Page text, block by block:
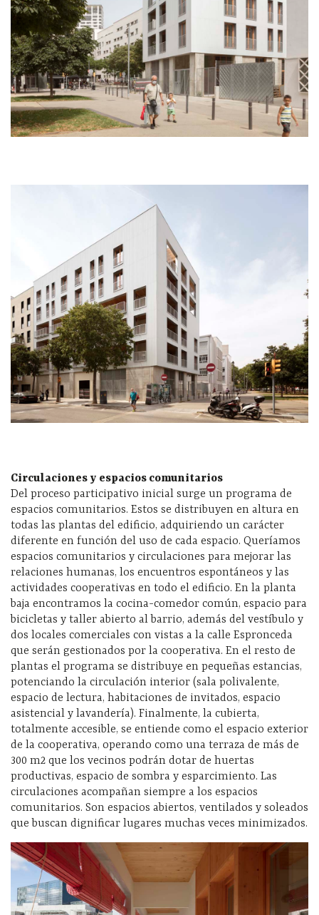
Circulaciones y espacios comunitarios
Del proceso participativo inicial surge un programa de
espacios comunitarios. Estos se distribuyen en altura en
todas las plantas del edificio, adquiriendo un carácter
diferente en función del uso de cada espacio. Queríamos
espacios comunitarios y circulaciones para mejorar las
relaciones humanas, los encuentros espontáneos y las
actividades cooperativas en todo el edificio. En la planta
baja encontramos la cocina-comedor común, espacio para
bicicletas y taller abierto al barrio, además del vestíbulo y
dos locales comerciales con vistas a la calle Espronceda
que serán gestionados por la cooperativa. En el resto de
plantas el programa se distribuye en pequeñas estancias,
potenciando la circulación interior (sala polivalente,
espacio de lectura, habitaciones de invitados, espacio
asistencial y lavandería). Finalmente, la cubierta,
totalmente accesible, se entiende como el espacio exterior
de la cooperativa, operando como una terraza de más de
300 m2 que los vecinos podrán dotar de huertas
productivas, espacio de sombra y esparcimiento. Las
circulaciones acompañan siempre a los espacios
comunitarios. Son espacios abiertos, ventilados y soleados
que buscan dignificar lugares muchas veces minimizados.